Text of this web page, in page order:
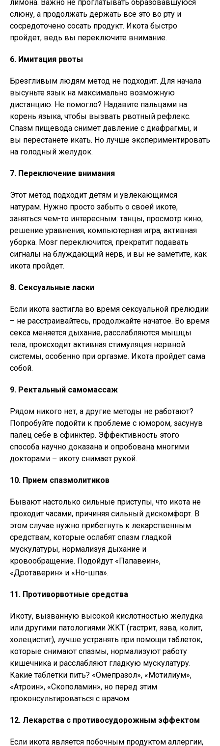
лимона. Важно не проглатывать образовавшуюся
слюну, а продолжать держать все это во рту и
сосредоточено сосать продукт. Икота быстро
пройдет, ведь вы переключите внимание.
6. Имитация рвоты
Брезгливым людям метод не подходит. Для начала
высуньте язык на максимально возможную
дистанцию. Не помогло? Надавите пальцами на
корень языка, чтобы вызвать рвотный рефлекс.
Спазм пищевода снимет давление с диафрагмы, и
вы перестанете икать. Но лучше экспериментировать
на голодный желудок.
7. Переключение внимания
Этот метод подходит детям и увлекающимся
натурам. Нужно просто забыть о своей икоте,
заняться чем-то интересным: танцы, просмотр кино,
решение уравнения, компьютерная игра, активная
уборка. Мозг переключится, прекратит подавать
сигналы на блуждающий нерв, и вы не заметите, как
икота пройдет.
8. Сексуальные ласки
Если икота застигла во время сексуальной прелюдии
– не расстраивайтесь, продолжайте начатое. Во время
секса меняется дыхание, расслабляются мышцы
тела, происходит активная стимуляция нервной
системы, особенно при оргазме. Икота пройдет сама
собой.
9. Ректальный самомассаж
Рядом никого нет, а другие методы не работают?
Попробуйте подойти к проблеме с юмором, засунув
палец себе в сфинктер. Эффективность этого
способа научно доказана и опробована многими
докторами – икоту снимает рукой.
10. Прием спазмолитиков
Бывают настолько сильные приступы, что икота не
проходит часами, причиняя сильный дискомфорт. В
этом случае нужно прибегнуть к лекарственным
средствам, которые ослабят спазм гладкой
мускулатуры, нормализуя дыхание и
кровообращение. Подойдут «Папавеин»,
«Дротаверин» и «Но-шпа».
11. Противорвотные средства
Икоту, вызванную высокой кислотностью желудка
или другими патологиями ЖКТ (гастрит, язва, колит,
холецистит), лучше устранять при помощи таблеток,
которые снимают спазмы, нормализуют работу
кишечника и расслабляют гладкую мускулатуру.
Какие таблетки пить? «Омепразол», «Мотилиум»,
«Атроин», «Скополамин», но перед этим
проконсультироваться с врачом.
12. Лекарства с противосудорожным эффектом
Если икота является побочным продуктом аллергии,